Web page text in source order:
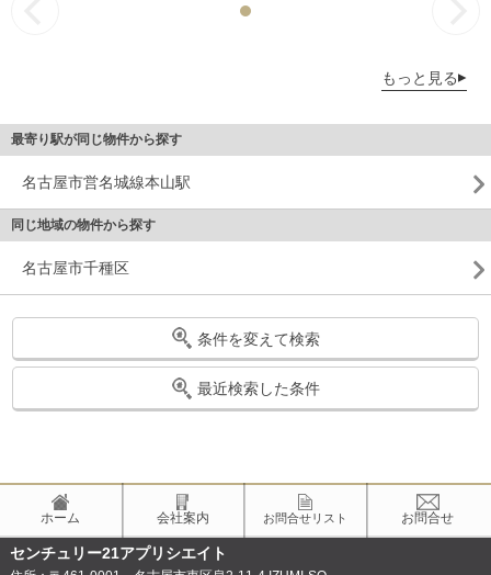
もっと見る
最寄り駅が同じ物件から探す
名古屋市営名城線本山駅
同じ地域の物件から探す
名古屋市千種区
条件を変えて検索
最近検索した条件
ホーム 会社案内 お問合せリスト お問合せ
センチュリー21アプリシエイト